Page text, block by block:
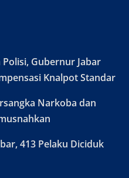
Gubernur Jabar
Knalpot Standar
Narkoba dan
413 Pelaku Diciduk